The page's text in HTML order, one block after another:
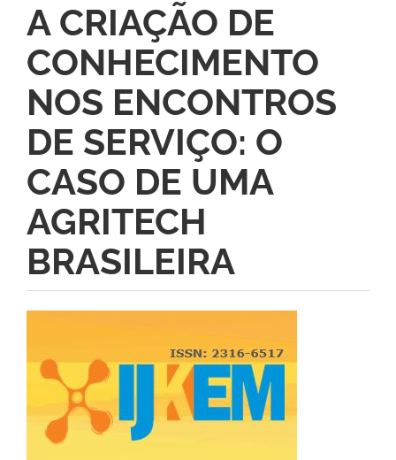
A CRIAÇÃO DE
CONHECIMENTO
NOS ENCONTROS
DE SERVIÇO: O
CASO DE UMA
AGRITECH
BRASILEIRA
lateral
de
artigos